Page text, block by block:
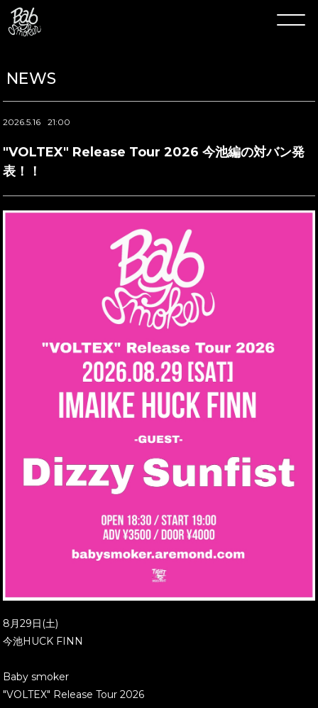
NEWS
2026.5.16 21:00
"VOLTEX" Release Tour 2026 今池編の対バン発
表！！
8月29日(土)
今池HUCK FINN
Baby smoker
"VOLTEX" Release Tour 2026